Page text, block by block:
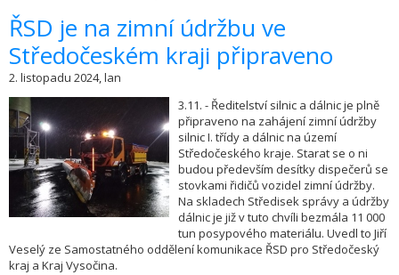
​ŘSD je na zimní údržbu ve
Středočeském kraji připraveno
2. listopadu 2024, lan
3.11. - Ředitelství silnic a dálnic je plně
připraveno na zahájení zimní údržby
silnic I. třídy a dálnic na území
Středočeského kraje. Starat se o ni
budou především desítky dispečerů se
stovkami řidičů vozidel zimní údržby.
Na skladech Středisek správy a údržby
dálnic je již v tuto chvíli bezmála 11 000
tun posypového materiálu. Uvedl to Jiří
Veselý ze Samostatného oddělení komunikace ŘSD pro Středočeský
kraj a Kraj Vysočina.